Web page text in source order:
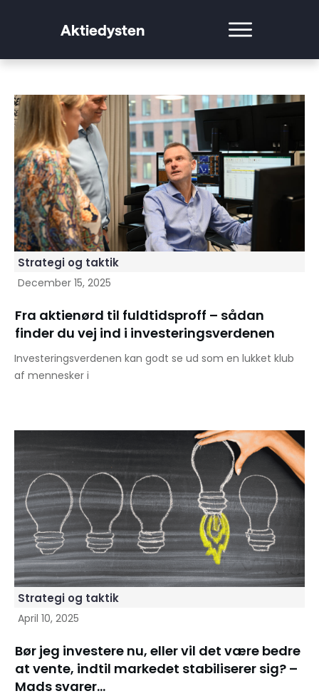
Aktiedysten
Strategi og taktik
December 15, 2025
Fra aktienørd til fuldtidsproff – sådan
finder du vej ind i investeringsverdenen
Investeringsverdenen kan godt se ud som en lukket klub
af mennesker i
Strategi og taktik
April 10, 2025
Bør jeg investere nu, eller vil det være bedre
at vente, indtil markedet stabiliserer sig? –
Mads svarer…